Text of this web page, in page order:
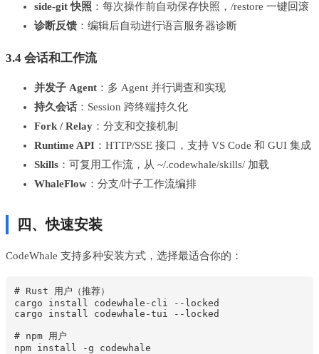
side-git 快照 ：每次操作前自动保存快照，/restore 一键回滚
诊断反馈 ：编辑后自动进行语言服务器诊断
3.4 会话和工作流
并发子 Agent ：多 Agent 并行调查和实现
持久会话 ：Session 跨终端持久化
Fork / Relay ：分支和交接机制
Runtime API ：HTTP/SSE 接口，支持 VS Code 和 GUI 集成
Skills ：可复用工作流，从 ~/.codewhale/skills/ 加载
WhaleFlow ：分支/叶子工作流编排
四、快速安装
CodeWhale 支持多种安装方式，选择最适合你的：
# Rust 用户（推荐）
cargo install codewhale-cli --locked
cargo install codewhale-tui --locked
# npm 用户
npm install -g codewhale